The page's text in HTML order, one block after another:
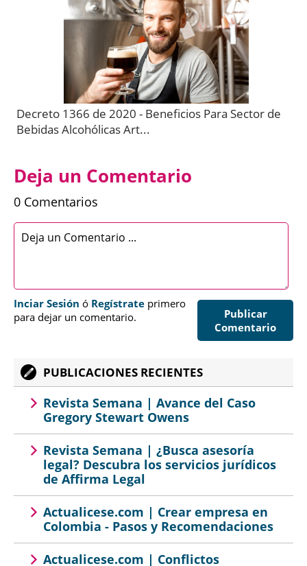
Decreto 1366 de 2020 - Beneficios Para Sector de
Bebidas Alcohólicas Art...
Deja un Comentario
0 Comentarios
Publicar
Comentario
Inciar Sesión ó Regístrate primero
para dejar un comentario.
PUBLICACIONES RECIENTES
Revista Semana | Avance del Caso
Gregory Stewart Owens
Revista Semana | ¿Busca asesoría
legal? Descubra los servicios jurídicos
de Affirma Legal
Actualicese.com | Crear empresa en
Colombia - Pasos y Recomendaciones
Actualicese.com | Conflictos